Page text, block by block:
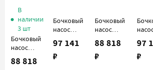
В
наличии
3 шт
Бочковый
насос
Cheonsu
DR-PLH-
88 818
Бочковый
насос
Cheonsu
DR-PLH-
12-A4 с
97 141
₽
Бочковый
насос
Cheonsu
DR-PHH-
10-A4 с
88 818
₽
DR-
12-A4 с
97
₽